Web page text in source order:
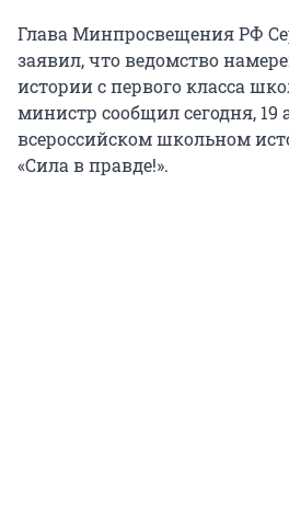
Глава Минпросвещения РФ
заявил, что ведомство
истории с первого класса
министр сообщил сегодня, 19
всероссийском школьном
«Сила в правде!».